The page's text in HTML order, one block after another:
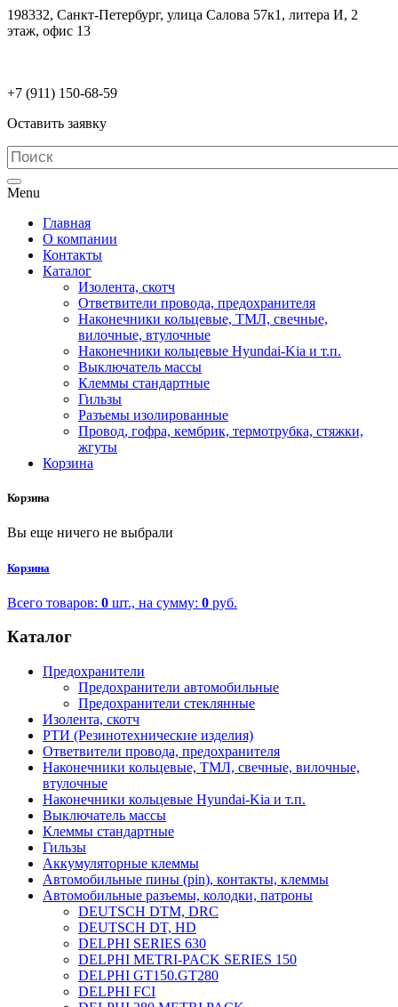
198332, Санкт-Петербург, улица Салова 57к1, литера И, 2
этаж, офис 13
+7 (911) 150-68-59
Оставить заявку
Menu
Главная
О компании
Контакты
Каталог
Изолента, скотч
Ответвители провода, предохранителя
Наконечники кольцевые, ТМЛ, свечные,
вилочные, втулочные
Наконечники кольцевые Hyundai-Kia и т.п.
Выключатель массы
Клеммы стандартные
Гильзы
Разъемы изолированные
Провод, гофра, кембрик, термотрубка, стяжки,
жгуты
Корзина
Корзина
Вы еще ничего не выбрали
Корзина
Всего товаров: 0 шт., на сумму: 0 руб.
Каталог
Предохранители
Предохранители автомобильные
Предохранители стеклянные
Изолента, скотч
РТИ (Резинотехнические изделия)
Ответвители провода, предохранителя
Наконечники кольцевые, ТМЛ, свечные, вилочные,
втулочные
Наконечники кольцевые Hyundai-Kia и т.п.
Выключатель массы
Клеммы стандартные
Гильзы
Аккумуляторные клеммы
Автомобильные пины (pin), контакты, клеммы
Автомобильные разъемы, колодки, патроны
DEUTSCH DTM, DRC
DEUTSCH DT, HD
DELPHI SERIES 630
DELPHI METRI-PACK SERIES 150
DELPHI GT150.GT280
DELPHI FCI